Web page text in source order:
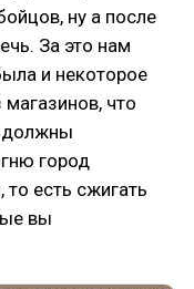
ну а после
За это нам
и некоторое
что
должны
город
то есть сжигать
вы